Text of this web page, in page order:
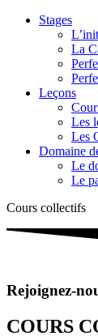
Stages
La
Leçons
Les
Les
Domaine
Le
Le
Cours collectifs
Rejoignez-
COURS